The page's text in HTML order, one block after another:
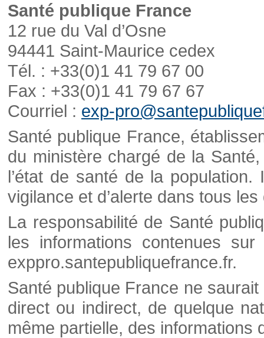
Santé publique France
12 rue du Val d’Osne
94441 Saint-Maurice cedex
Tél. : +33(0)1 41 79 67 00
Fax : +33(0)1 41 79 67 67
Courriel : exp-
Santé publique France,
du ministère chargé de la
l’état de santé de la
vigilance et d’alerte dans tous
La responsabilité de Santé
les informations contenues
exppro.santepubliquefrance.fr.
Santé publique France ne
direct ou indirect, de quelque
même partielle, des informations